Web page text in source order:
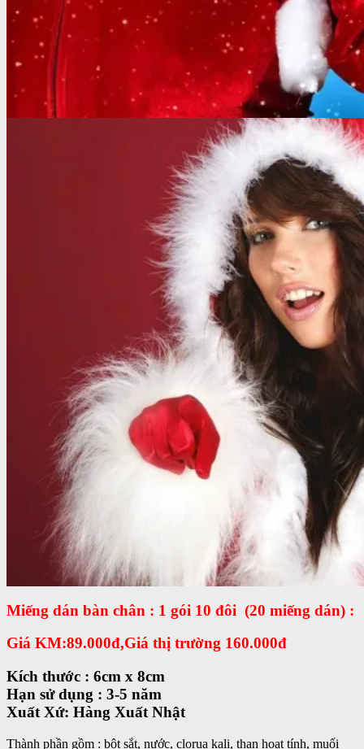
Miếng dán bàn chân : 1 gói 10 đôi (20 miếng dán) :
Giá KM:89.000đ,Giá thị trường 160.000đ
Kích thước : 6cm x 8cm
Hạn sử dụng : 3-5 năm
Xuất Xứ: Hàng Xuất Nhật
Thành phần gồm : bột sắt, nước, clorua kali, than hoạt tính, muối